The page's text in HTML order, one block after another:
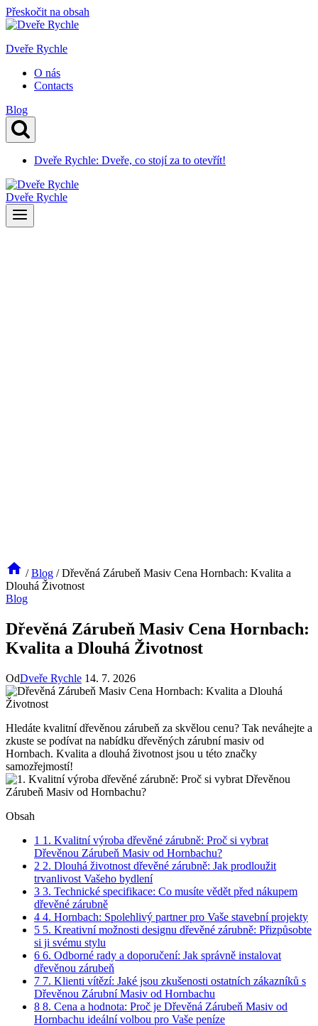
Přeskočit na obsah
Dveře Rychle
O nás
Contacts
Blog
Dveře Rychle: Dveře, co stojí za to otevřít!
Dveře Rychle
/ Blog / Dřevěná Zárubeň Masiv Cena Hornbach: Kvalita a
Dlouhá Životnost
Blog
Dřevěná Zárubeň Masiv Cena Hornbach:
Kvalita a Dlouhá Životnost
OdDveře Rychle 14. 7. 2026
Hledáte kvalitní dřevěnou zárubeň za skvělou cenu? Tak neváhejte a
zkuste se podívat na nabídku dřevěných zárubní masiv od
Hornbach. Kvalita a dlouhá životnost jsou u této značky
samozřejmostí!
Obsah
1 1. Kvalitní výroba dřevěné zárubně: Proč si vybrat
Dřevěnou Zárubeň Masiv od Hornbachu?
2 2. Dlouhá životnost dřevěné zárubně: Jak prodloužit
trvanlivost Vašeho bydlení
3 3. Technické specifikace: Co musíte vědět před nákupem
dřevěné zárubně
4 4. Hornbach: Spolehlivý partner pro Vaše stavební projekty
5 5. Kreativní možnosti designu dřevěné zárubně: Přizpůsobte
si ji svému stylu
6 6. Odborné rady a doporučení: Jak správně instalovat
dřevěnou zárubeň
7 7. Klienti vítězí: Jaké jsou zkušenosti ostatních zákazníků s
Dřevěnou Zárubní Masiv od Hornbachu
8 8. Cena a hodnota: Proč je Dřevěná Zárubeň Masiv od
Hornbachu ideální volbou pro Vaše peníze